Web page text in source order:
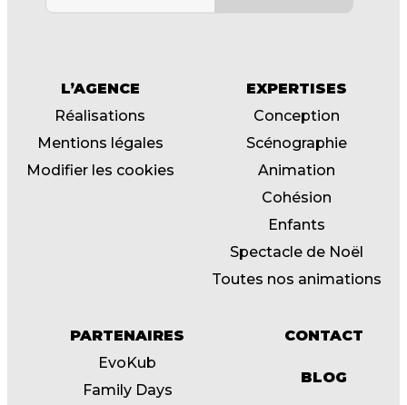
L’AGENCE
Réalisations
Mentions légales
Modifier les cookies
EXPERTISES
Conception
Scénographie
Animation
Cohésion
Enfants
Spectacle de Noël
Toutes nos animations
PARTENAIRES
EvoKub
Family Days
CONTACT
BLOG